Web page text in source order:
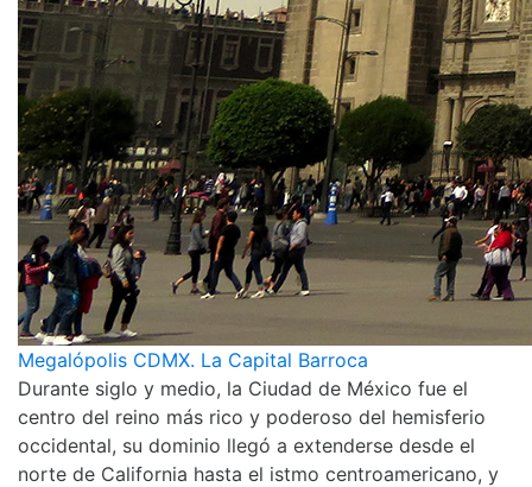
Megalópolis CDMX. La Capital Barroca
Durante siglo y medio, la Ciudad de México fue el
centro del reino más rico y poderoso del hemisferio
occidental, su dominio llegó a extenderse desde el
norte de California hasta el istmo centroamericano, y